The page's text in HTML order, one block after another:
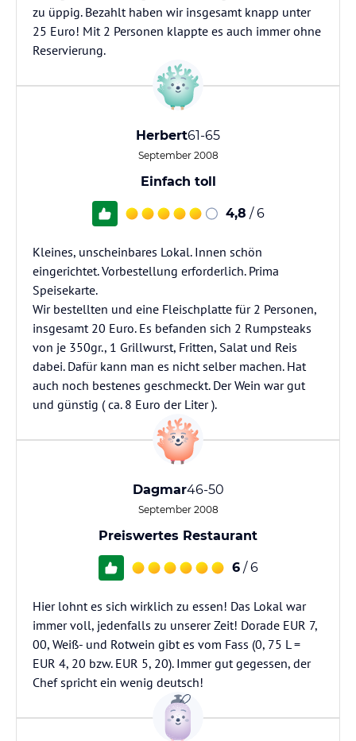
zu üppig. Bezahlt haben wir insgesamt knapp unter
25 Euro! Mit 2 Personen klappte es auch immer ohne
Reservierung.
Herbert61-65
September 2008
Einfach toll
4,8 / 6
Kleines, unscheinbares Lokal. Innen schön
eingerichtet. Vorbestellung erforderlich. Prima
Speisekarte.
Wir bestellten und eine Fleischplatte für 2 Personen,
insgesamt 20 Euro. Es befanden sich 2 Rumpsteaks
von je 350gr., 1 Grillwurst, Fritten, Salat und Reis
dabei. Dafür kann man es nicht selber machen. Hat
auch noch bestenes geschmeckt. Der Wein war gut
und günstig ( ca. 8 Euro der Liter ).
Dagmar46-50
September 2008
Preiswertes Restaurant
6 / 6
Hier lohnt es sich wirklich zu essen! Das Lokal war
immer voll, jedenfalls zu unserer Zeit! Dorade EUR 7,
00, Weiß- und Rotwein gibt es vom Fass (0, 75 L =
EUR 4, 20 bzw. EUR 5, 20). Immer gut gegessen, der
Chef spricht ein wenig deutsch!